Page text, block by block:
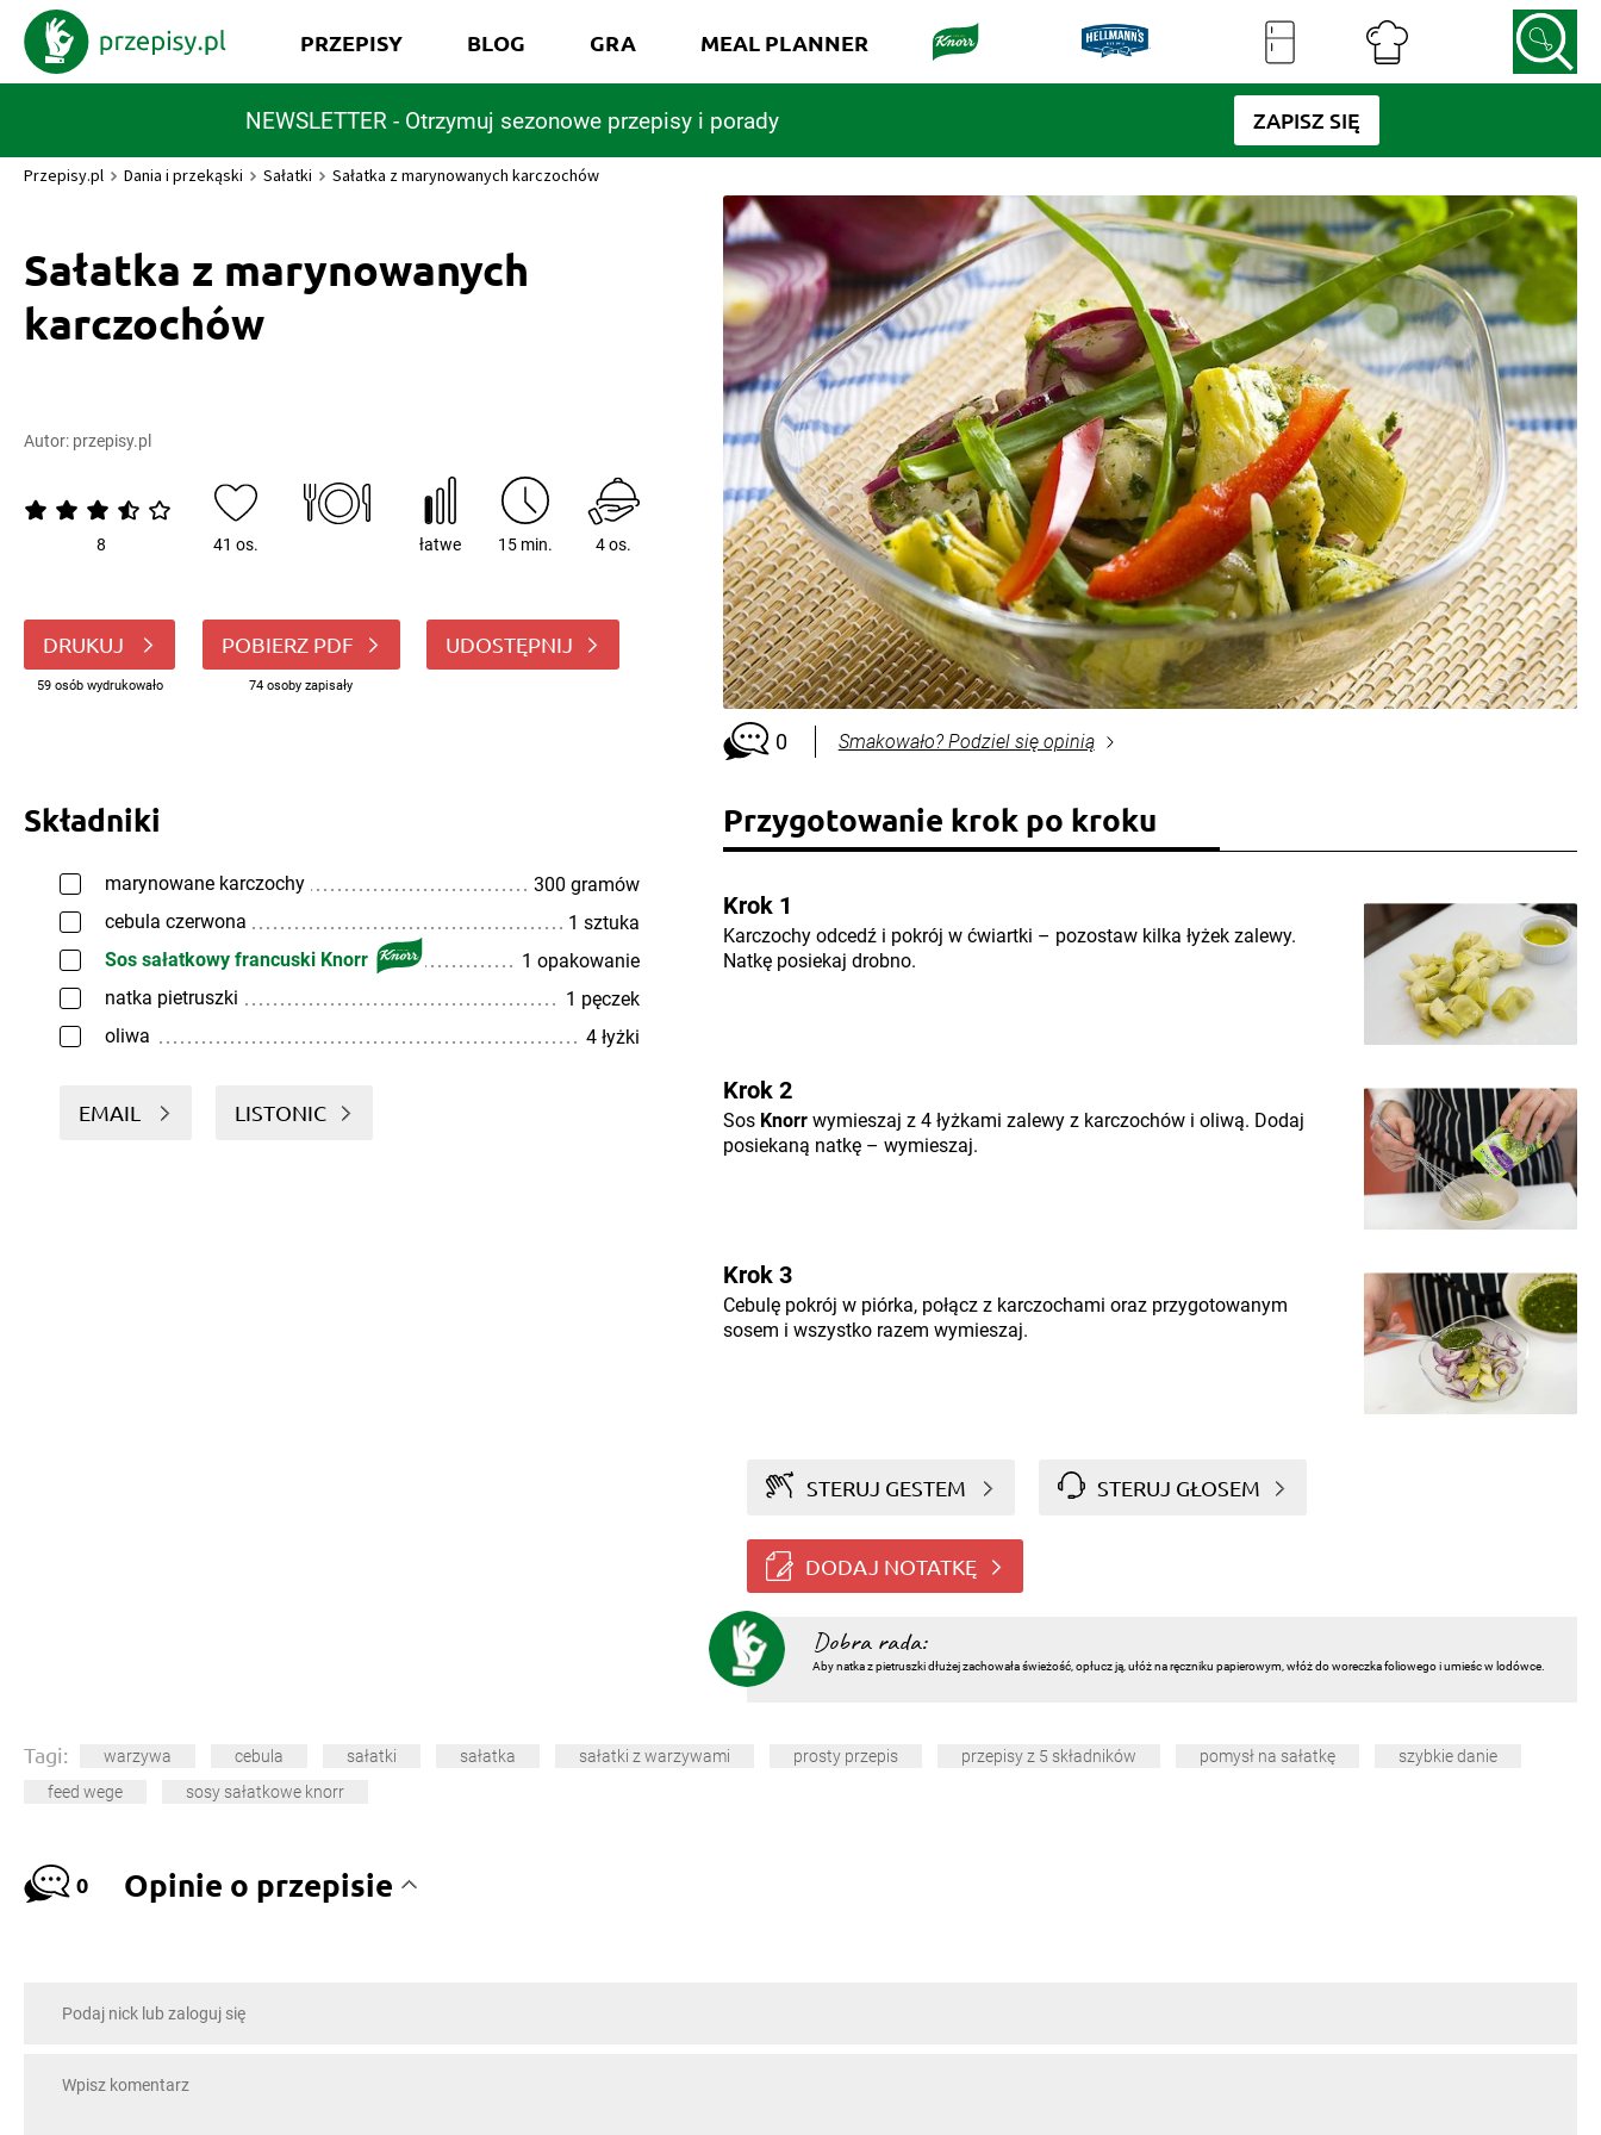
NEWSLETTER - Otrzymuj sezonowe przepisy i porady ZAPISZ SIĘ
PRZEPISY BLOG GRA MEAL PLANNER
Przepisy.pl Dania i przekąski Sałatki Sałatka z marynowanych karczochów
Sałatka z marynowanych
karczochów
Autor: przepisy.pl
8 41 os. łatwe 15 min. 4 os.
DRUKUJ
59 osób wydrukowało
POBIERZ PDF
74 osoby zapisały
UDOSTĘPNIJ
0 Smakowało? Podziel się opinią
Składniki
marynowane karczochy
300 gramów
cebula czerwona
1 sztuka
Sos sałatkowy francuski Knorr
1 opakowanie
natka pietruszki
1 pęczek
oliwa
4 łyżki
EMAIL LISTONIC
Przygotowanie krok po kroku
Krok 1
Karczochy odcedź i pokrój w ćwiartki – pozostaw kilka łyżek zalewy.
Natkę posiekaj drobno.
Krok 2
Sos Knorrwymieszaj z 4 łyżkami zalewy z karczochów i oliwą. Dodaj
posiekaną natkę – wymieszaj.
Krok 3
Cebulę pokrój w piórka, połącz z karczochami oraz przygotowanym
sosem i wszystko razem wymieszaj.
STERUJ GESTEM STERUJ GŁOSEM
DODAJ NOTATKĘ
Dobra rada:
Aby natka z pietruszki dłużej zachowała świeżość, opłucz ją, ułóż na ręczniku papierowym, włóż do woreczka foliowego i umieśc w lodówce.
Tagi: warzywa cebula sałatki sałatka sałatki z warzywami prosty przepis przepisy z 5 składników pomysł na sałatkę
szybkie danie
feed wege
sosy sałatkowe knorr
0 Opinie o przepisie